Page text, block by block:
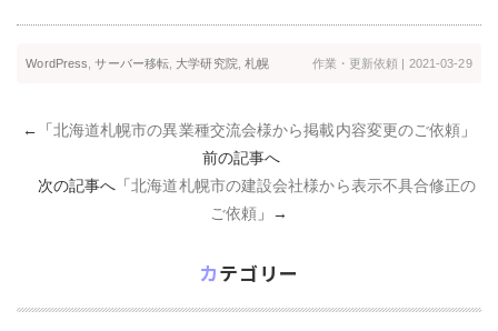
WordPress ,サーバー移転 ,大学研究院, 札幌 作業・更新依頼 | 2021-03-29
←「北海道札幌市の異業種交流会様から掲載内容変更のご依頼 」
前の記事へ
次の記事へ「北海道札幌市の建設会社様から表示不具合修正の
ご依頼 」→
カテゴリー